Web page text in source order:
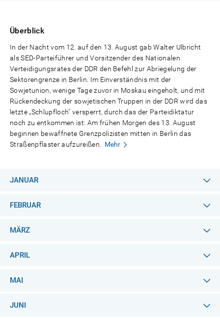
Überblick
In der Nacht vom 12. auf den 13. August gab Walter Ulbricht
als SED-Parteiführer und Vorsitzender des Nationalen
Verteidigungsrates der DDR den Befehl zur Abriegelung der
Sektorengrenze in Berlin. Im Einverständnis mit der
Sowjetunion, wenige Tage zuvor in Moskau eingeholt, und mit
Rückendeckung der sowjetischen Truppen in der DDR wird das
letzte „Schlupfloch" versperrt, durch das der Parteidiktatur
noch zu entkommen ist: Am frühen Morgen des 13. August
beginnen bewaffnete Grenzpolizisten mitten in Berlin das
Straßenpflaster aufzureißen.
Mehr
JANUAR
FEBRUAR
MÄRZ
APRIL
MAI
JUNI